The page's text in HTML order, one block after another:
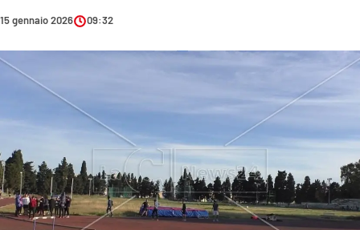
SANITÀ
AMBIENTE
SOCIETÀ
CULTURA
ECONOMIA E LAVORO
EVENTI
SPORT
15 gennaio 2026 09:32